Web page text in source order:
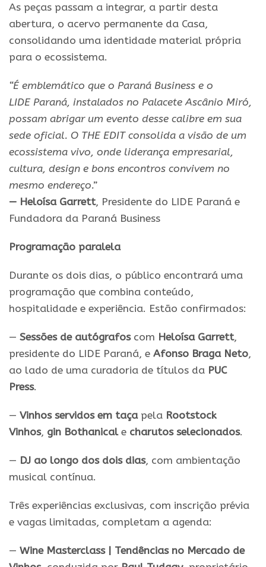
As peças passam a integrar, a partir desta
abertura, o acervo permanente da Casa,
consolidando uma identidade material própria
para o ecossistema.
“É emblemático que o Paraná Business e o
LIDE Paraná, instalados no Palacete Ascânio Miró,
possam abrigar um evento desse calibre em sua
sede oficial. O THE EDIT consolida a visão de um
ecossistema vivo, onde liderança empresarial,
cultura, design e bons encontros convivem no
mesmo endereço.”
— Heloísa Garrett, Presidente do LIDE Paraná e
Fundadora da Paraná Business
Programação paralela
Durante os dois dias, o público encontrará uma
programação que combina conteúdo,
hospitalidade e experiência. Estão confirmados:
— Sessões de autógrafoscom Heloísa Garrett,
presidente do LIDE Paraná, e Afonso Braga Neto,
ao lado de uma curadoria de títulos da PUC
Press.
— Vinhos servidos em taçapela Rootstock
Vinhos, gin Bothanicale charutos selecionados.
— DJ ao longo dos dois dias, com ambientação
musical contínua.
Três experiências exclusivas, com inscrição prévia
e vagas limitadas, completam a agenda:
— Wine Masterclass | Tendências no Mercado de